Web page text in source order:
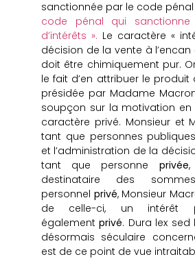
sanctionnée par le code
code pénal qui
d’intérêts ». Le caractère «
décision de la vente à
doit être chimiquement pur.
le fait d’en attribuer le
présidée par Madame
soupçon sur la motivation
caractère privé. Monsieur et
tant que personnes
et l’administration de la
tant que personne privée,
destinataire des
personnel privé, Monsieur
de celle-ci, un intérêt
égalementprivé. Dura lex sed
désormais séculaire
est de ce point de vue